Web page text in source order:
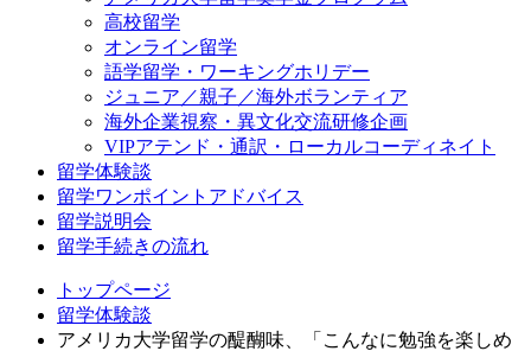
高校留学
オンライン留学
語学留学・ワーキングホリデー
ジュニア／親子／海外ボランティア
海外企業視察・異文化交流研修企画
VIPアテンド・通訳・ローカルコーディネイト
留学体験談
留学ワンポイントアドバイス
留学説明会
留学手続きの流れ
トップページ
留学体験談
アメリカ大学留学の醍醐味、「こんなに勉強を楽しめ